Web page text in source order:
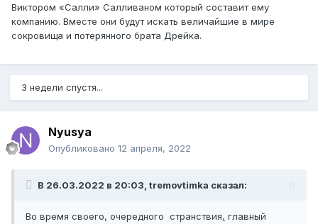
Виктором «Салли» Салливаном который составит ему
компанию. Вместе они будут искать величайшие в мире
сокровища и потерянного брата Дрейка.
3 недели спустя...
Nyusya
Опубликовано 12 апреля, 2022
В 26.03.2022 в 20:03, tremovtimka сказал:
Во время своего, очередного странствия, главный